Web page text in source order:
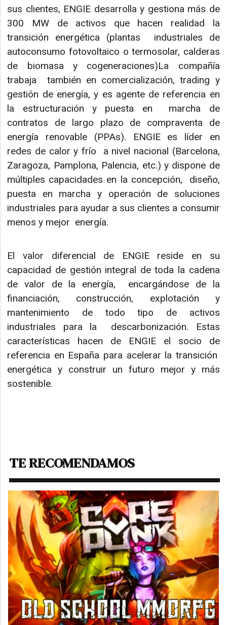
sus clientes, ENGIE desarrolla y gestiona más de
300 MW de activos que hacen realidad la
transición energética (plantas industriales de
autoconsumo fotovoltaico o termosolar, calderas
de biomasa y cogeneraciones)La compañía
trabaja también en comercialización, trading y
gestión de energía, y es agente de referencia en
la estructuración y puesta en marcha de
contratos de largo plazo de compraventa de
energía renovable (PPAs). ENGIE es líder en
redes de calor y frío a nivel nacional (Barcelona,
Zaragoza, Pamplona, Palencia, etc.) y dispone de
múltiples capacidades en la concepción, diseño,
puesta en marcha y operación de soluciones
industriales para ayudar a sus clientes a consumir
menos y mejor energía.
El valor diferencial de ENGIE reside en su
capacidad de gestión integral de toda la cadena
de valor de la energía, encargándose de la
financiación, construcción, explotación y
mantenimiento de todo tipo de activos
industriales para la descarbonización. Estas
características hacen de ENGIE el socio de
referencia en España para acelerar la transición
energética y construir un futuro mejor y más
sostenible.
TE RECOMENDAMOS